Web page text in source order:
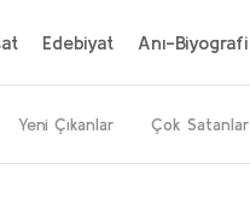
Edebiyat Anı-Biyografi
Yeni Çıkanlar Çok Satanlar